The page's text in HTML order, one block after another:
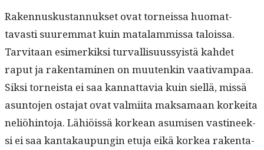
Raken­nuskus­tan­nuk­set ovat torneis­sa huo­mat­
tavasti suurem­mat kuin mata­lam­mis­sa talois­sa.
Tarvi­taan esimerkik­si tur­val­lisu­ussy­istä kahdet
raput ja rak­en­t­a­mi­nen on muutenkin vaa­ti­vam­paa.
Sik­si torneista ei saa kan­nat­tavia kuin siel­lä, mis­sä
asun­to­jen osta­jat ovat valmi­ita mak­samaan korkei­ta
neliöhin­to­ja. Lähiöis­sä korkean asumisen vasti­neek­
si ei saa kan­takaupun­gin etu­ja eikä korkea rak­en­t­a­